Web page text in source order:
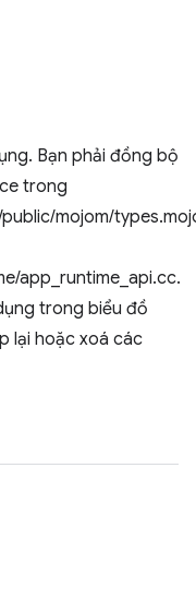
Bạn phải đồng bộ
trong
mojom/
app_runtime_api.cc.
trong biểu đồ
lại hoặc xoá các